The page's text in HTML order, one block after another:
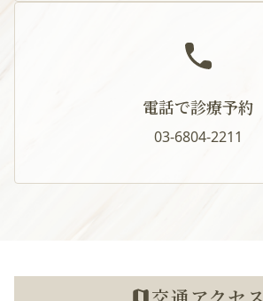
電話で診療予約
03-6804-2211